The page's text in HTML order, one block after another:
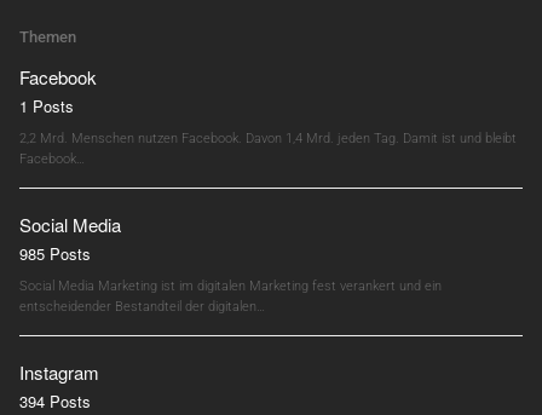
Themen
Facebook
1 Posts
2,2 Mrd. Menschen nutzen Facebook. Davon 1,4 Mrd. jeden Tag. Damit ist und bleibt
Facebook…
Social Media
985 Posts
Social Media Marketing ist im digitalen Marketing fest verankert und ein
entscheidender Bestandteil der digitalen…
Instagram
394 Posts